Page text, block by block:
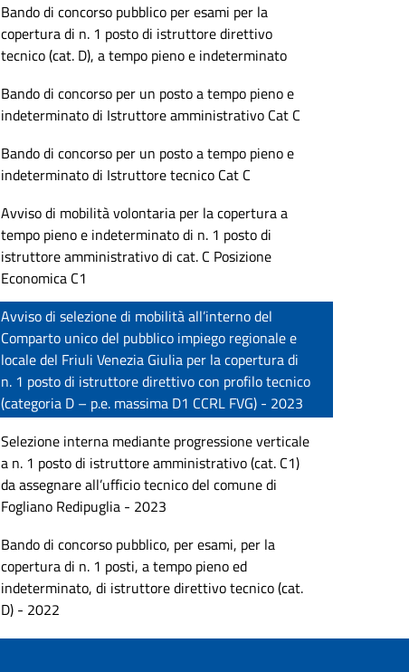
Bando di concorso pubblico per esami per la
copertura di n. 1 posto di istruttore direttivo
tecnico (cat. D), a tempo pieno e indeterminato
Bando di concorso per un posto a tempo pieno e
indeterminato di Istruttore amministrativo Cat C
Bando di concorso per un posto a tempo pieno e
indeterminato di Istruttore tecnico Cat C
Avviso di mobilità volontaria per la copertura a
tempo pieno e indeterminato di n. 1 posto di
istruttore amministrativo di cat. C Posizione
Economica C1
Avviso di selezione di mobilità all’interno del
Comparto unico del pubblico impiego regionale e
locale del Friuli Venezia Giulia per la copertura di
n. 1 posto di istruttore direttivo con profilo tecnico
(categoria D – p.e. massima D1 CCRL FVG) - 2023
Selezione interna mediante progressione verticale
a n. 1 posto di istruttore amministrativo (cat. C1)
da assegnare all’ufficio tecnico del comune di
Fogliano Redipuglia - 2023
Bando di concorso pubblico, per esami, per la
copertura di n. 1 posti, a tempo pieno ed
indeterminato, di istruttore direttivo tecnico (cat.
D) - 2022